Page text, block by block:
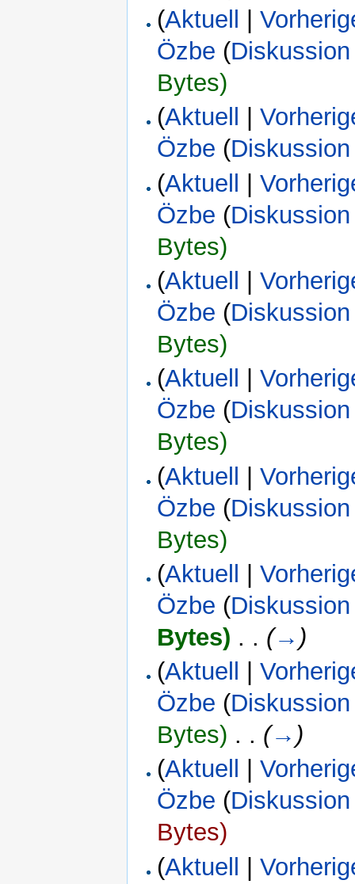
(Aktuell |
Özbe (Diskussion
Bytes)
(Aktuell |
Özbe (Diskussion
(Aktuell |
Özbe (Diskussion
Bytes)
(Aktuell |
Özbe (Diskussion
Bytes)
(Aktuell |
Özbe (Diskussion
Bytes)
(Aktuell |
Özbe (Diskussion
Bytes)
(Aktuell |
Özbe (Diskussion
Bytes) . . (→ )
(Aktuell |
Özbe (Diskussion
Bytes) . . (→ )
(Aktuell |
Özbe (Diskussion
Bytes)
(Aktuell |